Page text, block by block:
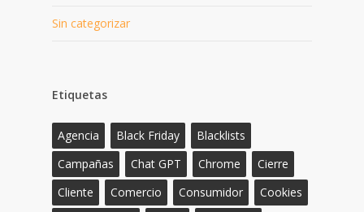
Sin categorizar
Etiquetas
Agencia Black Friday
Blacklists
Campañas
Chat GPT Chrome
Cierre
Cliente
Comercio Consumidor
Cookies